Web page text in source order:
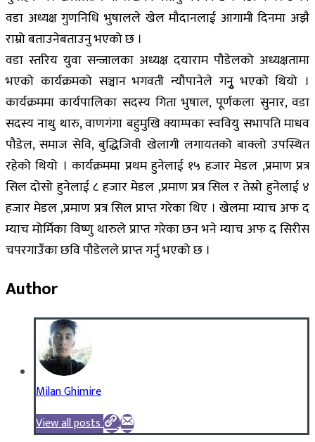
वडा अध्यक्ष गुणनिधि भुषालले खेल मौदानलाई आगामी दिनमा अझै
राम्रो बताउनेबताउनु भएको छ ।
वडा स्तरिय युवा सन्जालका अध्यक्ष दयाराम पौडेलको अध्यक्षतामा
भएको कार्यक्रमको सञ्चान भगवती न्यौपानेले गनुृ भएको थियो ।
कार्यक्रममा कार्यपालिका सदस्य गिता भुषाल, पूर्णकला सुनार, वडा
सदस्य नाथु थारु, वाणगंगा बहुमुखि क्याम्पका स्ववियु सभापति माधव
पौडेल, समाज सेवि, बुद्धिजिवी खेलागी लगायतको बाक्लो उपस्थित
रहेको थियो । कार्यक्रममा प्रथम हुनेलाई १५ हजार मेडल ,प्रमाण प्रत्र
सिल दोसो हुनेलाई ८ हजार मेडल ,प्रमाण प्रत्र सिल र तेस्रो हुनेलाई ४
हजार मेडल ,प्रमाण प्रत्र सिल प्राप्त गरेका थिए । खेलमा म्याच अफ द
म्याच मोर्मिका विष्णु थारुले प्राप्त गरेका छन भने म्याच अफ द सिरीस
चपरगाउँका छवि पौडेलले प्राप्त गर्नु भएको छ ।
Author
Milan Ghimire
View all posts